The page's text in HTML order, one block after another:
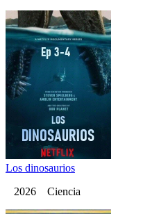
Los dinosaurios
2026 Ciencia